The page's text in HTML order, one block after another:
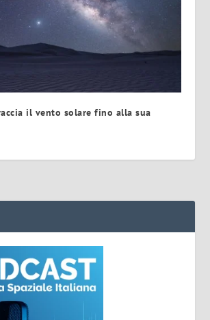
il vento solare fino alla sua